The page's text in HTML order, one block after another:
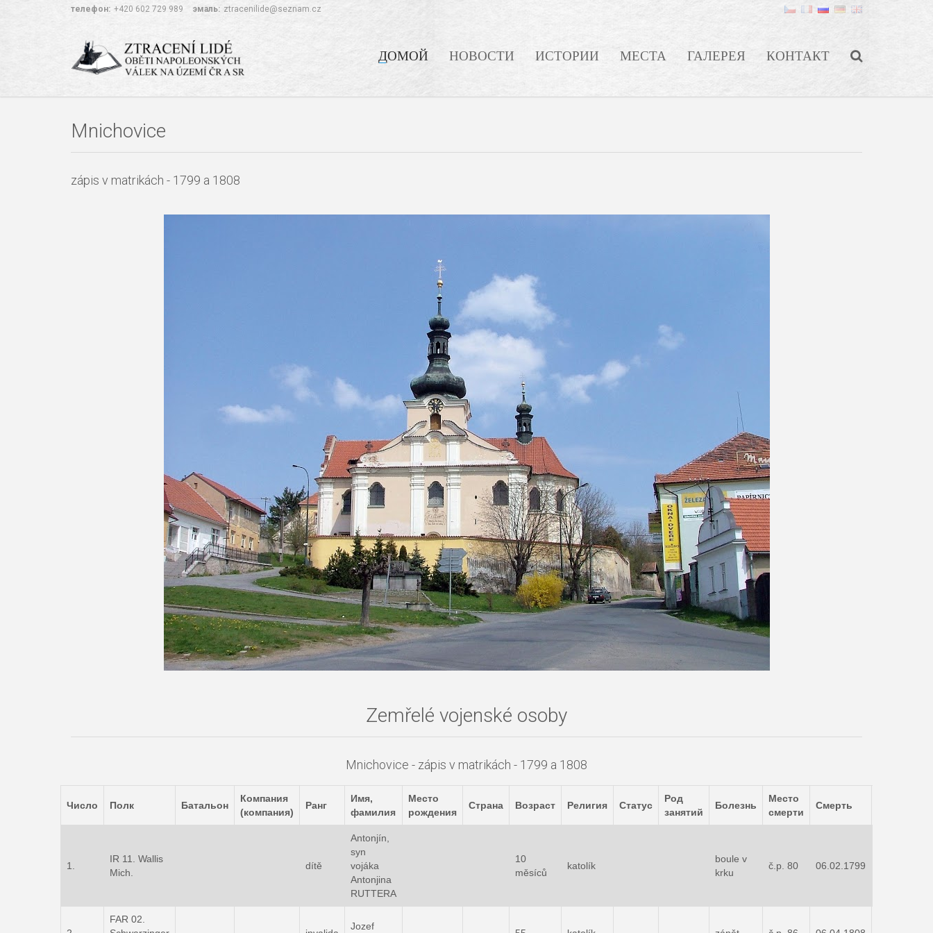
телефон: +420 602 729 989 эмаль: ztracenilide@seznam.cz
ДОМОЙ НОВОСТИ ИСТОРИИ МЕСТА ГАЛЕРЕЯ КОНТАКТ
Mnichovice
zápis v matrikách - 1799 a 1808
Zemřelé vojenské osoby
Mnichovice - zápis v matrikách - 1799 a 1808
Число Полк Батальон
Компания
(компания)
Ранг
Имя,
фамилия
Место
рождения
Страна Возраст Религия Статус
Род
занятий
Болезнь
Место
смерти
Смерть
1.
IR 11. Wallis
Mich.
dítě
Antonjín,
syn
vojáka
Antonjina
RUTTERA
10
měsíců
katolík
boule v
krku
č.p. 80 06.02.1799
FAR 02.
Jozef